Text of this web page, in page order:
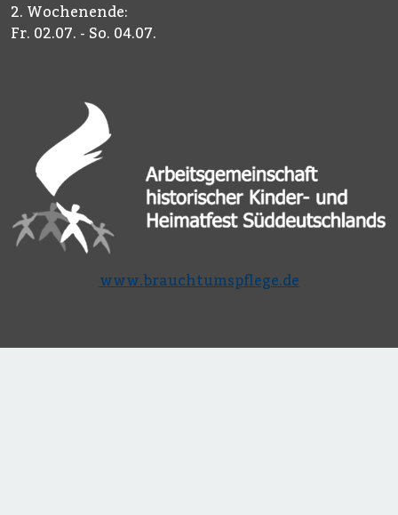
2. Wochenende:
Fr. 02.07. - So. 04.07.
www.brauchtumspflege.de